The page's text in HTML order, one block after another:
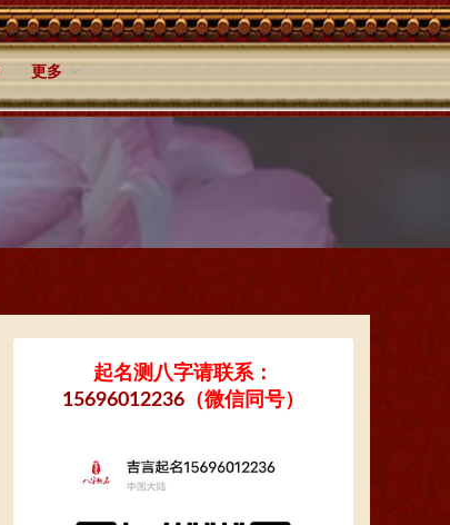
更多
起名测八字请联系：
15696012236 （微信同号）